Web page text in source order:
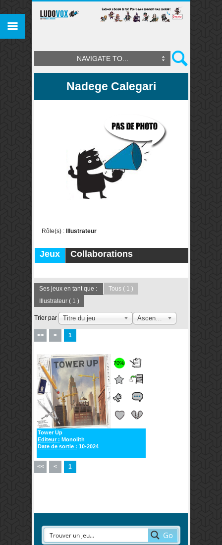
NAVIGATE TO...
Nadege Calegari
Rôle(s) : Illustrateur
Jeux
Collaborations
Ses jeux en tant que : Tous ( 1 )
Illustrateur ( 1 )
Trier par Titre du jeu
<< < 1
70%
Tower Up
Editeur : Monolith
Date de sortie : 10-2024
<< < 1
Go